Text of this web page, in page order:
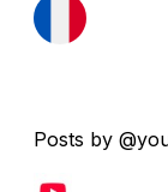
Posts by